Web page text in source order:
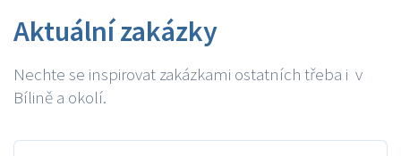
Aktuální zakázky
Nechte se inspirovat zakázkami ostatních třeba i v
Bílině a okolí.